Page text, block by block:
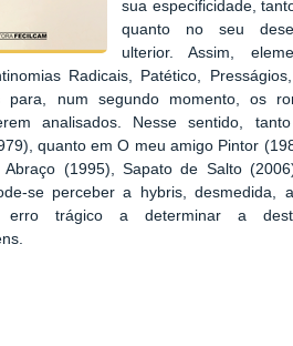
sua especificidade,
quanto no seu
ulterior. Assim,
Radicais, Patético,
para, num segundo momento, os
analisados. Nesse sentido,
quanto em O meu amigo Pintor
Abraço (1995), Sapato de Salto
se perceber a hybris, desmedida,
erro trágico a determinar a